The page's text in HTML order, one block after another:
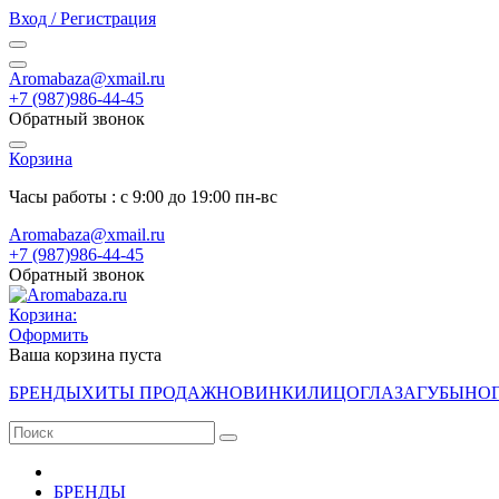
Вход / Регистрация
Aromabaza@xmail.ru
+7 (987)986-44-45
Обратный звонок
Корзина
Часы работы : с 9:00 до 19:00 пн-вс
Aromabaza@xmail.ru
+7 (987)986-44-45
Обратный звонок
Корзина:
Оформить
Ваша корзина пуста
БРЕНДЫХИТЫ ПРОДАЖНОВИНКИЛИЦОГЛАЗАГУБЫ
БРЕНДЫ